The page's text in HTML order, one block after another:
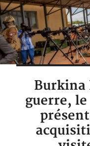
Burkina
guerre,